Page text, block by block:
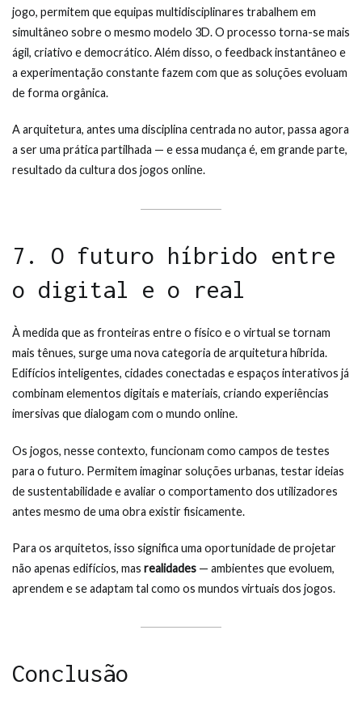
jogo, permitem que equipas multidisciplinares trabalhem em
simultâneo sobre o mesmo modelo 3D. O processo torna-se mais
ágil, criativo e democrático. Além disso, o feedback instantâneo e
a experimentação constante fazem com que as soluções evoluam
de forma orgânica.
A arquitetura, antes uma disciplina centrada no autor, passa agora
a ser uma prática partilhada — e essa mudança é, em grande parte,
resultado da cultura dos jogos online.
7. O futuro híbrido entre
o digital e o real
À medida que as fronteiras entre o físico e o virtual se tornam
mais tênues, surge uma nova categoria de arquitetura híbrida.
Edifícios inteligentes, cidades conectadas e espaços interativos já
combinam elementos digitais e materiais, criando experiências
imersivas que dialogam com o mundo online.
Os jogos, nesse contexto, funcionam como campos de testes
para o futuro. Permitem imaginar soluções urbanas, testar ideias
de sustentabilidade e avaliar o comportamento dos utilizadores
antes mesmo de uma obra existir fisicamente.
Para os arquitetos, isso significa uma oportunidade de projetar
não apenas edifícios, mas realidades — ambientes que evoluem,
aprendem e se adaptam tal como os mundos virtuais dos jogos.
Conclusão